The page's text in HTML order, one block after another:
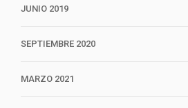
JUNIO 2019
SEPTIEMBRE 2020
MARZO 2021